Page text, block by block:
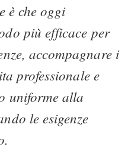
è che oggi
più efficace per
accompagnare i
professionale e
uniforme alla
le esigenze